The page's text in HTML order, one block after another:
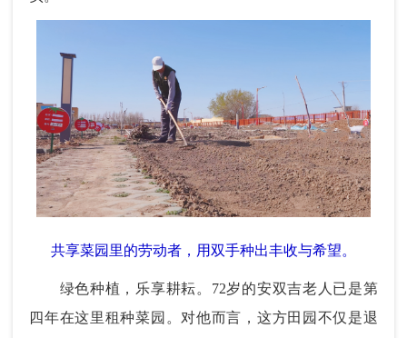
共享菜园里的劳动者，用双手种出丰收与希望。
绿色种植，乐享耕耘。72岁的安双吉老人已是第
四年在这里租种菜园。对他而言，这方田园不仅是退